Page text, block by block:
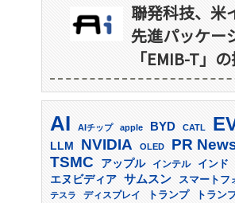
聯発科技、米
先進パッケー
「EMIB-T」
AI AIチップ apple BYD CATL
LLM NVIDIA OLED PR
TSMC アップル インテル インド
エヌビディア サムスン スマートフ
テスラ
ディスプレイ トランプ トラン